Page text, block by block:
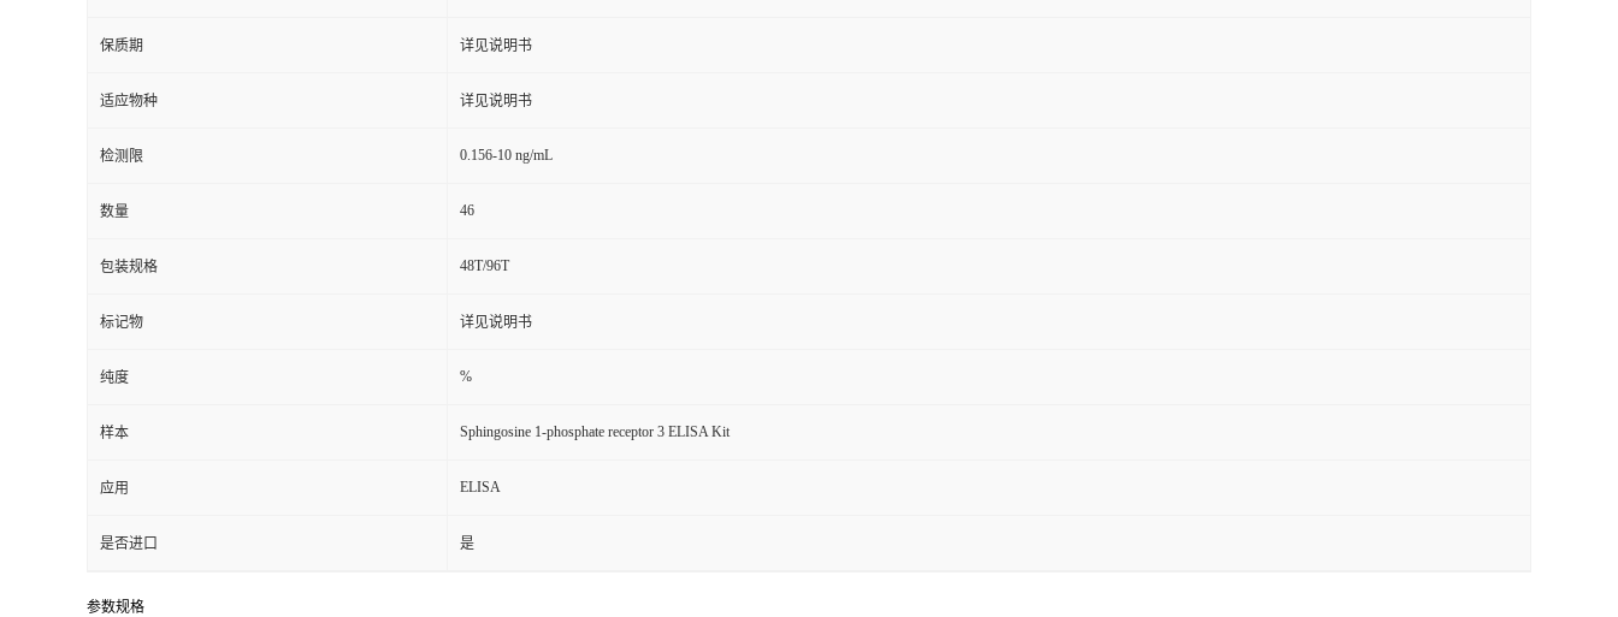
保质期 详见说明书
适应物种 详见说明书
检测限 0.156-10 ng/mL
数量 46
包装规格 48T/96T
标记物 详见说明书
纯度 %
样本 Sphingosine 1-phosphate receptor 3 ELISA Kit
应用 ELISA
是否进口 是
参数规格